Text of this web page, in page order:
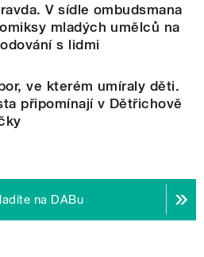
V sídle ombudsmana
mladých umělců na
s lidmi
ve kterém umíraly děti.
připomínají v Dětřichově
na DABu